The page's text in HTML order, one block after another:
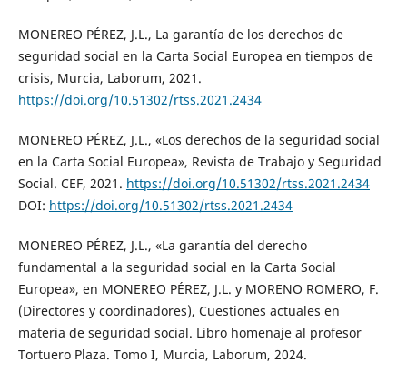
MONEREO PÉREZ, J.L., La garantía de los derechos de
seguridad social en la Carta Social Europea en tiempos de
crisis, Murcia, Laborum, 2021.
https://doi.org/10.51302/rtss.2021.2434
MONEREO PÉREZ, J.L., «Los derechos de la seguridad social
en la Carta Social Europea», Revista de Trabajo y Seguridad
Social. CEF, 2021. https://doi.org/10.51302/rtss.2021.2434
DOI: https://doi.org/10.51302/rtss.2021.2434
MONEREO PÉREZ, J.L., «La garantía del derecho
fundamental a la seguridad social en la Carta Social
Europea», en MONEREO PÉREZ, J.L. y MORENO ROMERO, F.
(Directores y coordinadores), Cuestiones actuales en
materia de seguridad social. Libro homenaje al profesor
Tortuero Plaza. Tomo I, Murcia, Laborum, 2024.